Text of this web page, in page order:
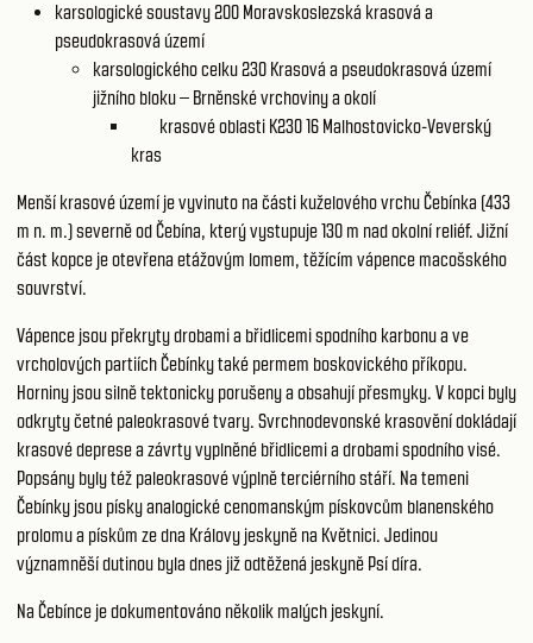
karsologické soustavy 200 Moravskoslezská krasová a
pseudokrasová území
karsologického celku 230 Krasová a pseudokrasová území
jižního bloku – Brněnské vrchoviny a okolí
krasové oblasti K230 16 Malhostovicko-Veverský
kras
Menší krasové území je vyvinuto na části kuželového vrchu Čebínka (433
m n. m.) severně od Čebína, který vystupuje 130 m nad okolní reliéf. Jižní
část kopce je otevřena etážovým lomem, těžícím vápence macošského
souvrství.
Vápence jsou překryty drobami a břidlicemi spodního karbonu a ve
vrcholových partiích Čebínky také permem boskovického příkopu.
Horniny jsou silně tektonicky porušeny a obsahují přesmyky. V kopci byly
odkryty četné paleokrasové tvary. Svrchnodevonské krasovění dokládají
krasové deprese a závrty vyplněné břidlicemi a drobami spodního visé.
Popsány byly též paleokrasové výplně terciérního stáří. Na temeni
Čebínky jsou písky analogické cenomanským pískovcům blanenského
prolomu a pískům ze dna Královy jeskyně na Květnici. Jedinou
významněší dutinou byla dnes již odtěžená jeskyně Psí díra.
Na Čebínce je dokumentováno několik malých jeskyní.